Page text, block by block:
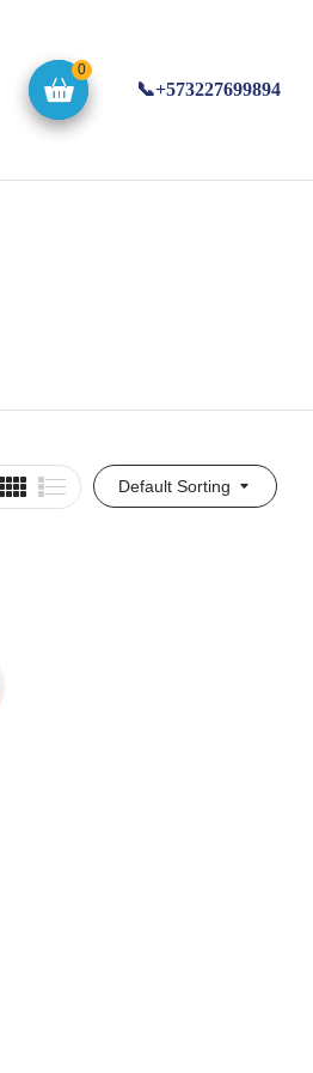
0
📞+573227699894
Default Sorting